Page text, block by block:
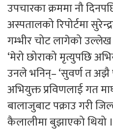
उपचारका क्रममा नौ
अस्पतालको रिपोर्टमा
गम्भीर चोट लागेको
‘मेरो छोराको मृत्युपछि
उनले भनिन्– ‘सुवर्ण त अझै
अभियुक्त प्रविणलाई गत
बालाजुबाट पक्राउ गरी
कैलालीमा बुझाएको थियो